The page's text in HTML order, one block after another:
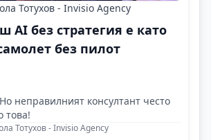
Тотухов - Invisio Agency
AI без стратегия е като
без пилот
неправилният консултант често
това!
Тотухов - Invisio Agency